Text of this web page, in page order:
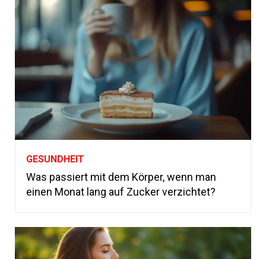
GESUNDHEIT
Was passiert mit dem Körper, wenn man
einen Monat lang auf Zucker verzichtet?